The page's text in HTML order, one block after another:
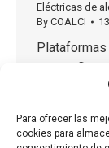
Para ofrecer las
cookies para
Eléctricas de
By COALCI
desde 5m
todos